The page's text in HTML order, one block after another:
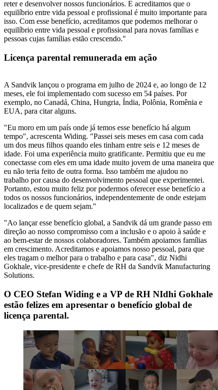
reter e desenvolver nossos funcionários. E acreditamos que o
equilíbrio entre vida pessoal e profissional é muito importante para
isso. Com esse benefício, acreditamos que podemos melhorar o
equilíbrio entre vida pessoal e profissional para novas famílias e
pessoas cujas famílias estão crescendo."
Licença parental remunerada em ação
A Sandvik lançou o programa em julho de 2024 e, ao longo de 12
meses, ele foi implementado com sucesso em 54 países. Por
exemplo, no Canadá, China, Hungria, Índia, Polônia, Romênia e
EUA, para citar alguns.
"Eu moro em um país onde já temos esse benefício há algum
tempo", acrescenta Widing. "Passei seis meses em casa com cada
um dos meus filhos quando eles tinham entre seis e 12 meses de
idade. Foi uma experiência muito gratificante. Permitiu que eu me
conectasse com eles em uma idade muito jovem de uma maneira que
eu não teria feito de outra forma. Isso também me ajudou no
trabalho por causa do desenvolvimento pessoal que experimentei.
Portanto, estou muito feliz por podermos oferecer esse benefício a
todos os nossos funcionários, independentemente de onde estejam
localizados e de quem sejam."
"Ao lançar esse benefício global, a Sandvik dá um grande passo em
direção ao nosso compromisso com a inclusão e o apoio à saúde e
ao bem-estar de nossos colaboradores. Também apoiamos famílias
em crescimento. Acreditamos e apoiamos nosso pessoal, para que
eles tragam o melhor para o trabalho e para casa", diz Nidhi
Gokhale, vice-presidente e chefe de RH da Sandvik Manufacturing
Solutions.
O CEO Stefan Widing e a VP de RH NIdhi Gokhale
estão felizes em apresentar o benefício global de
licença parental.